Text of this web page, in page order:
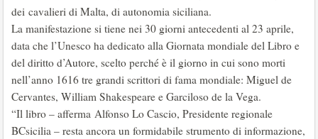
dei cavalieri di Malta, di autonomia siciliana.
La manifestazione si tiene nei 30 giorni antecedenti al 23 aprile,
data che l’Unesco ha dedicato alla Giornata mondiale del Libro e
del diritto d’Autore, scelto perché è il giorno in cui sono morti
nell’anno 1616 tre grandi scrittori di fama mondiale: Miguel de
Cervantes, William Shakespeare e Garciloso de la Vega.
“Il libro – afferma Alfonso Lo Cascio, Presidente regionale
BCsicilia – resta ancora un formidabile strumento di informazione,